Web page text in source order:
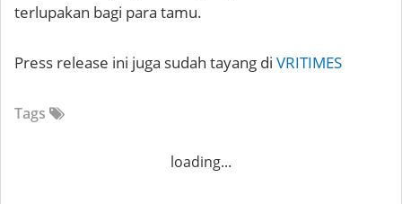
terlupakan bagi para tamu.
Press release ini juga sudah tayang di VRITIMES
Tags
loading...